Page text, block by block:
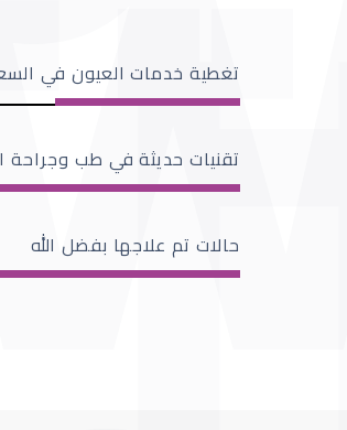
تغطية خدمات العيون في
تقنيات حديثة في طب وجراحة
حالات تم علاجها بفضل الله